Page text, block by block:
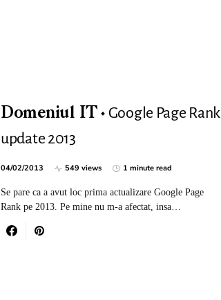
Domeniul IT
Google Page Rank
update 2013
04/02/2013 549 views 1 minute read
Se pare ca a avut loc prima actualizare Google Page
Rank pe 2013. Pe mine nu m-a afectat, insa…